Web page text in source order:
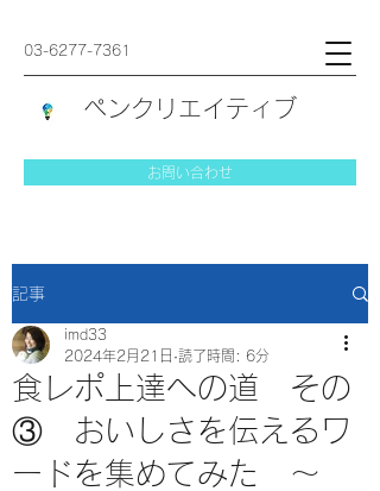
03-6277-7361
ペンクリエイティブ
お問い合わせ
記事
食レポ上達への道 その
③ おいしさを伝えるワ
ードを集めてみた ～
imd33
2024年2月21日 読了時間: 6分